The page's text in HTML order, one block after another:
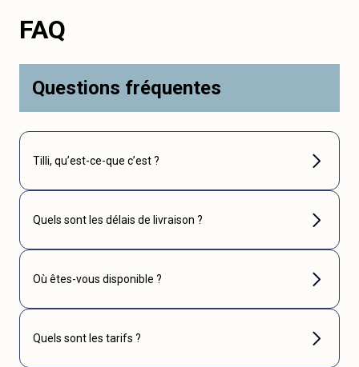
FAQ
Questions fréquentes
Tilli, qu’est-ce-que c’est ?
Quels sont les délais de livraison ?
Où êtes-vous disponible ?
Quels sont les tarifs ?